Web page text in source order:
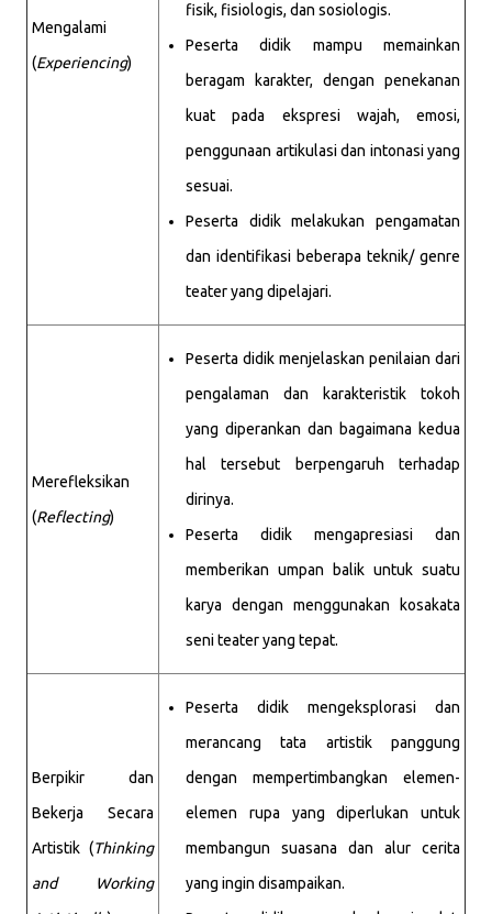
Mengalami
(Experiencing)
fisik, fisiologis, dan sosiologis.
Peserta didik mampu memainkan
beragam karakter, dengan penekanan
kuat pada ekspresi wajah, emosi,
penggunaan artikulasi dan intonasi yang
sesuai.
Peserta didik melakukan pengamatan
dan identifikasi beberapa teknik/ genre
teater yang dipelajari.
Merefleksikan
(Reflecting)
Peserta didik menjelaskan penilaian dari
pengalaman dan karakteristik tokoh
yang diperankan dan bagaimana kedua
hal tersebut berpengaruh terhadap
dirinya.
Peserta didik mengapresiasi dan
memberikan umpan balik untuk suatu
karya dengan menggunakan kosakata
seni teater yang tepat.
Berpikir dan
Bekerja Secara
Artistik (Thinking
and Working
Peserta didik mengeksplorasi dan
merancang tata artistik panggung
dengan mempertimbangkan elemen-
elemen rupa yang diperlukan untuk
membangun suasana dan alur cerita
yang ingin disampaikan.